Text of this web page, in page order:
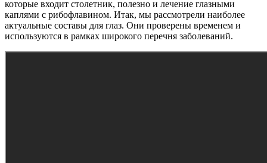
которые входит столетник, полезно и лечение глазными
каплями с рибофлавином. Итак, мы рассмотрели наиболее
актуальные составы для глаз. Они проверены временем и
используются в рамках широкого перечня заболеваний.